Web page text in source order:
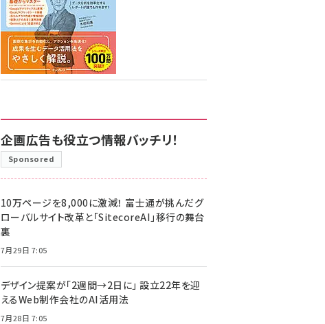
企画広告も役立つ情報バッチリ！
Sponsored
10万ページを8,000に激減！ 富士通が挑んだグ
ローバルサイト改革と「SitecoreAI」移行の舞台
裏
7月29日 7:05
デザイン提案が「2週間→2日に」 設立22年を迎
えるWeb制作会社のAI活用法
7月28日 7:05